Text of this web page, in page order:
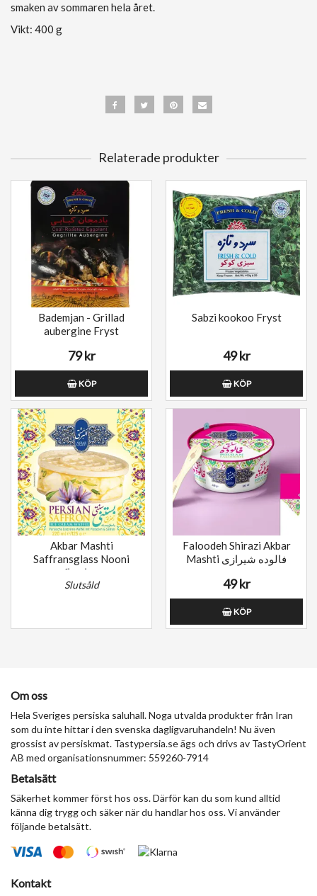
smaken av sommaren hela året.
Vikt: 400 g
Relaterade produkter
Bademjan - Grillad
aubergine Fryst
79 kr
KÖP
Sabzi kookoo Fryst
49 kr
KÖP
Akbar Mashti
Saffransglass Nooni
بستنی زعفرانی اکبر مشتی
Slutsåld
Faloodeh Shirazi Akbar
Mashti فالوده شیرازی
49 kr
KÖP
Om oss
Hela Sveriges persiska saluhall. Noga utvalda produkter från Iran
som du inte hittar i den svenska dagligvaruhandeln! Nu även
grossist av persiskmat. Tastypersia.se ägs och drivs av TastyOrient
AB med organisationsnummer: 559260-7914
Betalsätt
Säkerhet kommer först hos oss. Därför kan du som kund alltid
känna dig trygg och säker när du handlar hos oss. Vi använder
följande betalsätt.
Kontakt